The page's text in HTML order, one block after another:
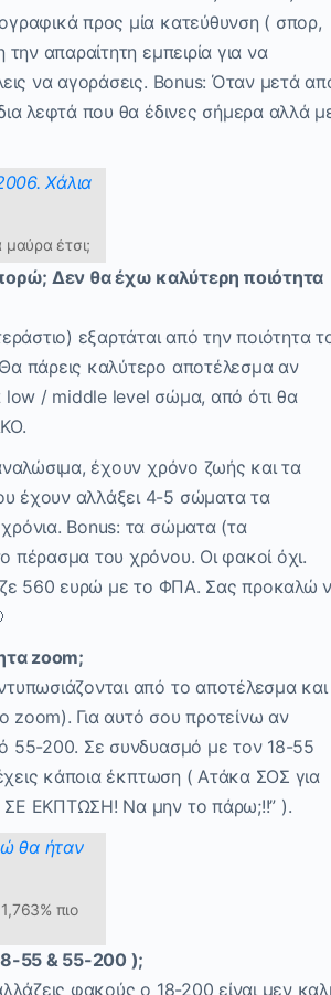
προς μία κατεύθυνση ( σπορ,
απαραίτητη εμπειρία για να
να αγοράσεις. Bonus: Όταν μετά
λεφτά που θα έδινες σήμερα αλλά
έτσι;
Δεν θα έχω καλύτερη ποιότητα
εξαρτάται από την ποιότητα
πάρεις καλύτερο αποτέλεσμα αν
/ middle level σώμα, από ότι θα
έχουν χρόνο ζωής και τα
έχουν αλλάξει 4-5 σώματα τα
Bonus: τα σώματα (τα
πέρασμα του χρόνου. Οι φακοί όχι.
560 ευρώ με το ΦΠΑ. Σας προκαλώ
zoom;
από το αποτέλεσμα και
zoom). Για αυτό σου προτείνω αν
55-200. Σε συνδυασμό με τον 18-55
κάποια έκπτωση ( Ατάκα ΣΟΣ για
ΣΕ ΕΚΠΤΩΣΗ! Να μην το πάρω;!!” ).
πιο
55 & 55-200 );
φακούς ο 18-200 είναι μεν